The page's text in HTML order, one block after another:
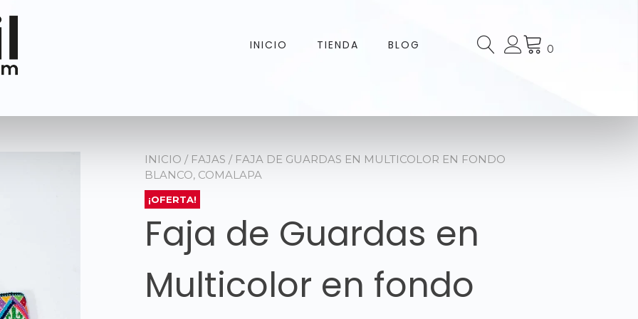
INICIO TIENDA BLOG 0
INICIO / FAJAS / FAJA DE GUARDAS EN MULTICOLOR EN FONDO
BLANCO, COMALAPA
¡OFERTA!
Faja de Guardas en
Multicolor en fondo